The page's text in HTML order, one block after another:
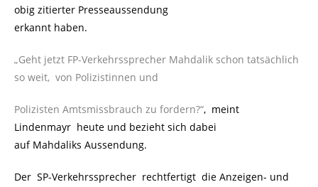
obig zitierter Presseaussendung
erkannt haben.
„Geht jetzt FP-Verkehrssprecher Mahdalik schon tatsächlich
so weit, von Polizistinnen und
Polizisten Amtsmissbrauch zu fordern?“, meint
Lindenmayr heute und bezieht sich dabei
auf Mahdaliks Aussendung.
Der SP-Verkehrssprecher rechtfertigt die Anzeigen- und